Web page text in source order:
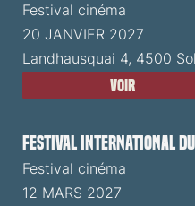
Festival cinéma
20 JANVIER 2027
Landhausquai 4, 4500
Voir
Festival International
Festival cinéma
12 MARS 2027